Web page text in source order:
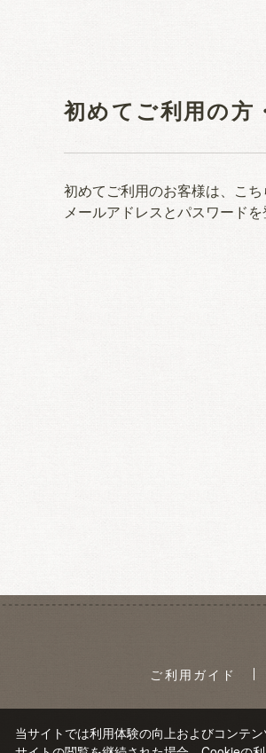
初めてご利用の方
初めてご利用のお客様は、こち
メールアドレスとパスワード
ご利用ガイド
当サイトでは利用体験の向上およびコンテ